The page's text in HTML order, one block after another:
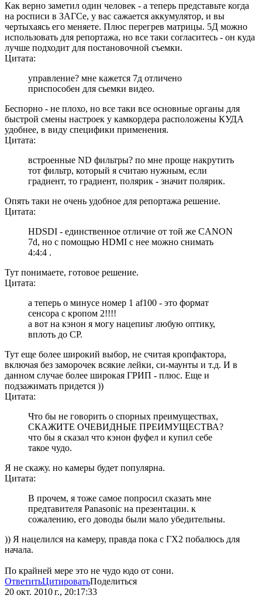
Как верно заметил один человек - а теперь представьте когда
на росписи в ЗАГСе, у вас сажается аккумулятор, и вы
чертыхаясь его меняете. Плюс перегрев матрицы. 5Д можно
использовать для репортажа, но все таки согласитесь - он куда
лучше подходит для постановочной съемки.
Цитата:
управление? мне кажется 7д отличено
приспособен для сьемки видео.
Беспорно - не плохо, но все таки все основные органы для
быстрой смены настроек у камкордера расположены КУДА
удобнее, в виду специфики применения.
Цитата:
встроенные ND фильтры? по мне проще накрутить
тот фильтр, который я считаю нужным, если
градиент, то градиент, полярик - значит полярик.
Опять таки не очень удобное для репортажа решение.
Цитата:
HDSDI - единственное отличие от той же CANON
7d, но с помощью HDMI с нее можно снимать
4:4:4 .
Тут понимаете, готовое решение.
Цитата:
а теперь о минусе номер 1 af100 - это формат
сенсора с кропом 2!!!!
а вот на кэнон я могу нацепиьт любую оптику,
вплоть до CP.
Тут еще более широкий выбор, не считая кропфактора,
включая без заморочек всякие лейки, си-маунты и т.д. И в
данном случае более широкая ГРИП - плюс. Еще и
подзажимать придется ))
Цитата:
Что бы не говорить о спорных преимуществах,
СКАЖИТЕ ОЧЕВИДНЫЕ ПРЕИМУЩЕСТВА?
что бы я сказал что кэнон фуфел и купил себе
такое чудо.
Я не скажу. но камеры будет популярна.
Цитата:
В прочем, я тоже самое попросил сказать мне
предтавителя Panasonic на презентации. к
сожалению, его доводы были мало убедительны.
)) Я нацелился на камеру, правда пока с ГХ2 побалюсь для
начала.
По крайней мере это не чудо юдо от сони.
ОтветитьЦитироватьПоделиться
20 окт. 2010 г., 20:17:33